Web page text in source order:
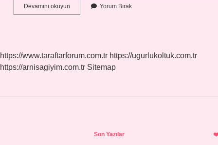
Devamını okuyun
Yüksek
Yorum Bırak
https://www.taraftarforum.com.tr https://ugurlukoltuk.com.tr
https://arnisagiyim.com.tr Sitemap
Son Yazılar